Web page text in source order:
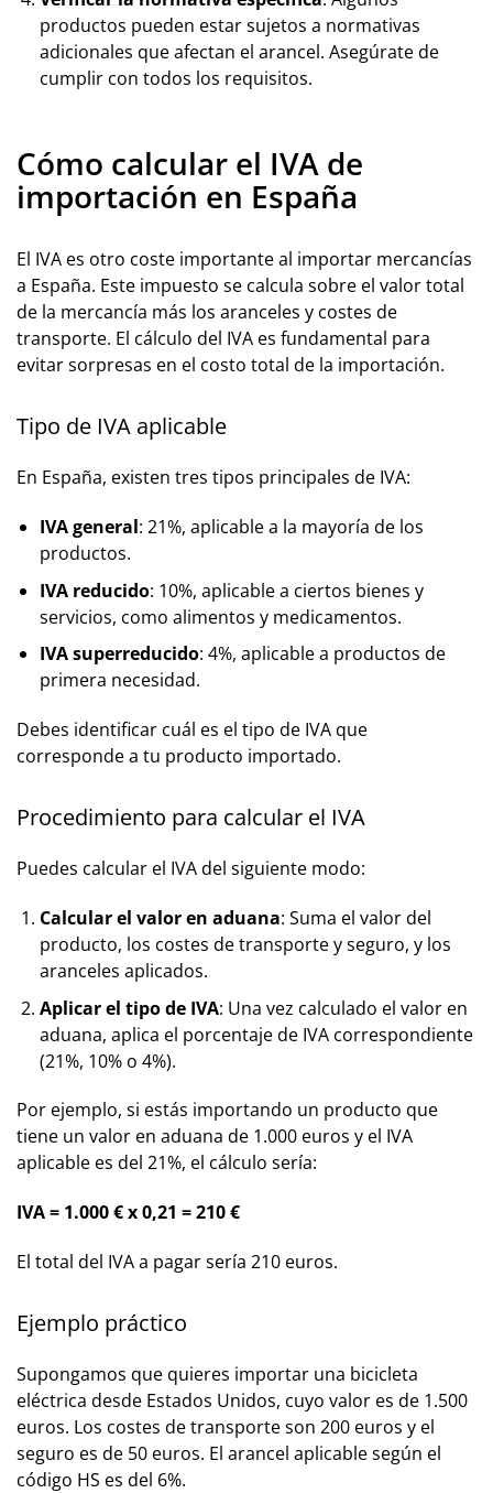
productos pueden estar sujetos a normativas
adicionales que afectan el arancel. Asegúrate de
cumplir con todos los requisitos.
Cómo calcular el IVA de
importación en España
El IVA es otro coste importante al importar mercancías
a España. Este impuesto se calcula sobre el valor total
de la mercancía más los aranceles y costes de
transporte. El cálculo del IVA es fundamental para
evitar sorpresas en el costo total de la importación.
Tipo de IVA aplicable
En España, existen tres tipos principales de IVA:
IVA general: 21%, aplicable a la mayoría de los
productos.
IVA reducido: 10%, aplicable a ciertos bienes y
servicios, como alimentos y medicamentos.
IVA superreducido: 4%, aplicable a productos de
primera necesidad.
Debes identificar cuál es el tipo de IVA que
corresponde a tu producto importado.
Procedimiento para calcular el IVA
Puedes calcular el IVA del siguiente modo:
Calcular el valor en aduana: Suma el valor del
producto, los costes de transporte y seguro, y los
aranceles aplicados.
Aplicar el tipo de IVA: Una vez calculado el valor en
aduana, aplica el porcentaje de IVA correspondiente
(21%, 10% o 4%).
Por ejemplo, si estás importando un producto que
tiene un valor en aduana de 1.000 euros y el IVA
aplicable es del 21%, el cálculo sería:
IVA = 1.000 € x 0,21 = 210 €
El total del IVA a pagar sería 210 euros.
Ejemplo práctico
Supongamos que quieres importar una bicicleta
eléctrica desde Estados Unidos, cuyo valor es de 1.500
euros. Los costes de transporte son 200 euros y el
seguro es de 50 euros. El arancel aplicable según el
código HS es del 6%.